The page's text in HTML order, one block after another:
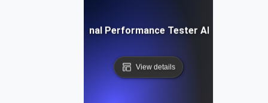
IBM Rational Performance Tester Alternativa
View details